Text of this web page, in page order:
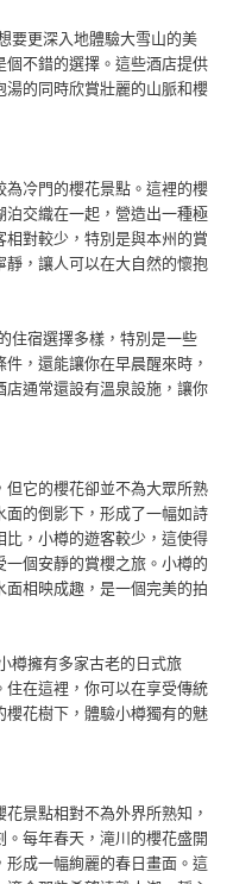
要更深入地體驗大雪山的美
不錯的選擇。這些酒店提供
的同時欣賞壯麗的山脈和櫻
冷門的櫻花景點。這裡的櫻
交織在一起，營造出一種極
對較少，特別是與本州的賞
，讓人可以在大自然的懷抱
住宿選擇多樣，特別是一些
，還能讓你在早晨醒來時，
通常還設有溫泉設施，讓你
它的櫻花卻並不為大眾所熟
的倒影下，形成了一幅如詩
，小樽的遊客較少，這使得
個安靜的賞櫻之旅。小樽的
相映成趣，是一個完美的拍
樽擁有多家古老的日式旅
在這裡，你可以在享受傳統
花樹下，體驗小樽獨有的魅
景點相對不為外界所熟知，
每年春天，滝川的櫻花盛開
成一幅絢麗的春日畫面。這